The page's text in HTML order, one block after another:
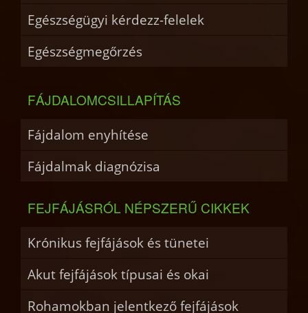
Egészségügyi kérdezz-felelek
Egészségmegőrzés
FÁJDALOMCSILLAPÍTÁS
Fájdalom enyhítése
Fájdalmak diagnózisa
FEJFÁJÁSRÓL NÉPSZERŰ CIKKEK
Krónikus fejfájások és tünetei
Akut fejfájások típusai és okai
Rohamokban jelentkező fejfájások